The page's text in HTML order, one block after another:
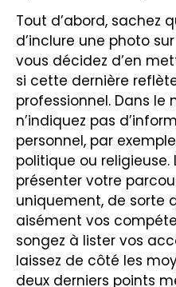
Tout d’abord, sachez
d’inclure une photo
vous décidez d’en
si cette dernière
professionnel. Dans le
n’indiquez pas
personnel, par
politique ou religieuse.
présenter votre
uniquement, de sorte
aisément vos
songez à lister vos
laissez de côté les
deux derniers points